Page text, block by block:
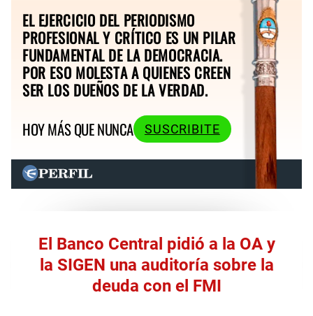
EL EJERCICIO DEL PERIODISMO
PROFESIONAL Y CRÍTICO ES UN PILAR
FUNDAMENTAL DE LA DEMOCRACIA.
POR ESO MOLESTA A QUIENES CREEN
SER LOS DUEÑOS DE LA VERDAD.
HOY MÁS QUE NUNCA
SUSCRIBITE
El Banco Central pidió a la OA y
la SIGEN una auditoría sobre la
deuda con el FMI